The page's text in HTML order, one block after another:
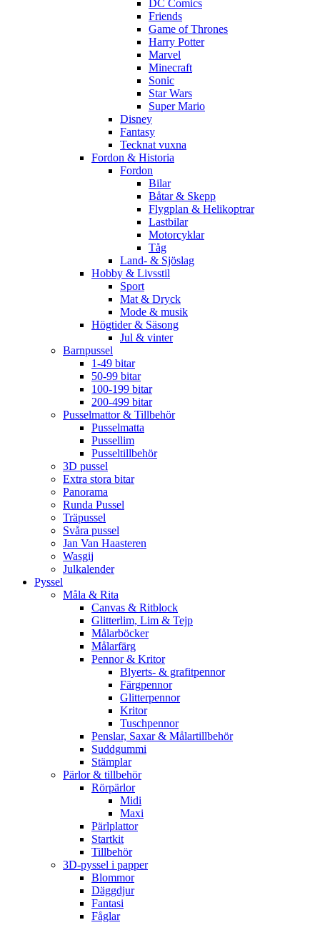
DC Comics
Friends
Game of Thrones
Harry Potter
Marvel
Minecraft
Sonic
Star Wars
Super Mario
Disney
Fantasy
Tecknat vuxna
Fordon & Historia
Fordon
Bilar
Båtar & Skepp
Flygplan & Helikoptrar
Lastbilar
Motorcyklar
Tåg
Land- & Sjöslag
Hobby & Livsstil
Sport
Mat & Dryck
Mode & musik
Högtider & Säsong
Jul & vinter
Barnpussel
1-49 bitar
50-99 bitar
100-199 bitar
200-499 bitar
Pusselmattor & Tillbehör
Pusselmatta
Pussellim
Pusseltillbehör
3D pussel
Extra stora bitar
Panorama
Runda Pussel
Träpussel
Svåra pussel
Jan Van Haasteren
Wasgij
Julkalender
Pyssel
Måla & Rita
Canvas & Ritblock
Glitterlim, Lim & Tejp
Målarböcker
Målarfärg
Pennor & Kritor
Blyerts- & grafitpennor
Färgpennor
Glitterpennor
Kritor
Tuschpennor
Penslar, Saxar & Målartillbehör
Suddgummi
Stämplar
Pärlor & tillbehör
Rörpärlor
Midi
Maxi
Pärlplattor
Startkit
Tillbehör
3D-pyssel i papper
Blommor
Däggdjur
Fantasi
Fåglar